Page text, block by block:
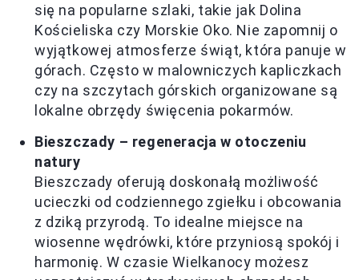
się na popularne szlaki, takie jak Dolina
Kościeliska czy Morskie Oko. Nie zapomnij o
wyjątkowej atmosferze świąt, która panuje w
górach. Często w malowniczych kapliczkach
czy na szczytach górskich organizowane są
lokalne obrzędy święcenia pokarmów.
Bieszczady – regeneracja w otoczeniu
natury
Bieszczady oferują doskonałą możliwość
ucieczki od codziennego zgiełku i obcowania
z dziką przyrodą. To idealne miejsce na
wiosenne wędrówki, które przyniosą spokój i
harmonię. W czasie Wielkanocy możesz